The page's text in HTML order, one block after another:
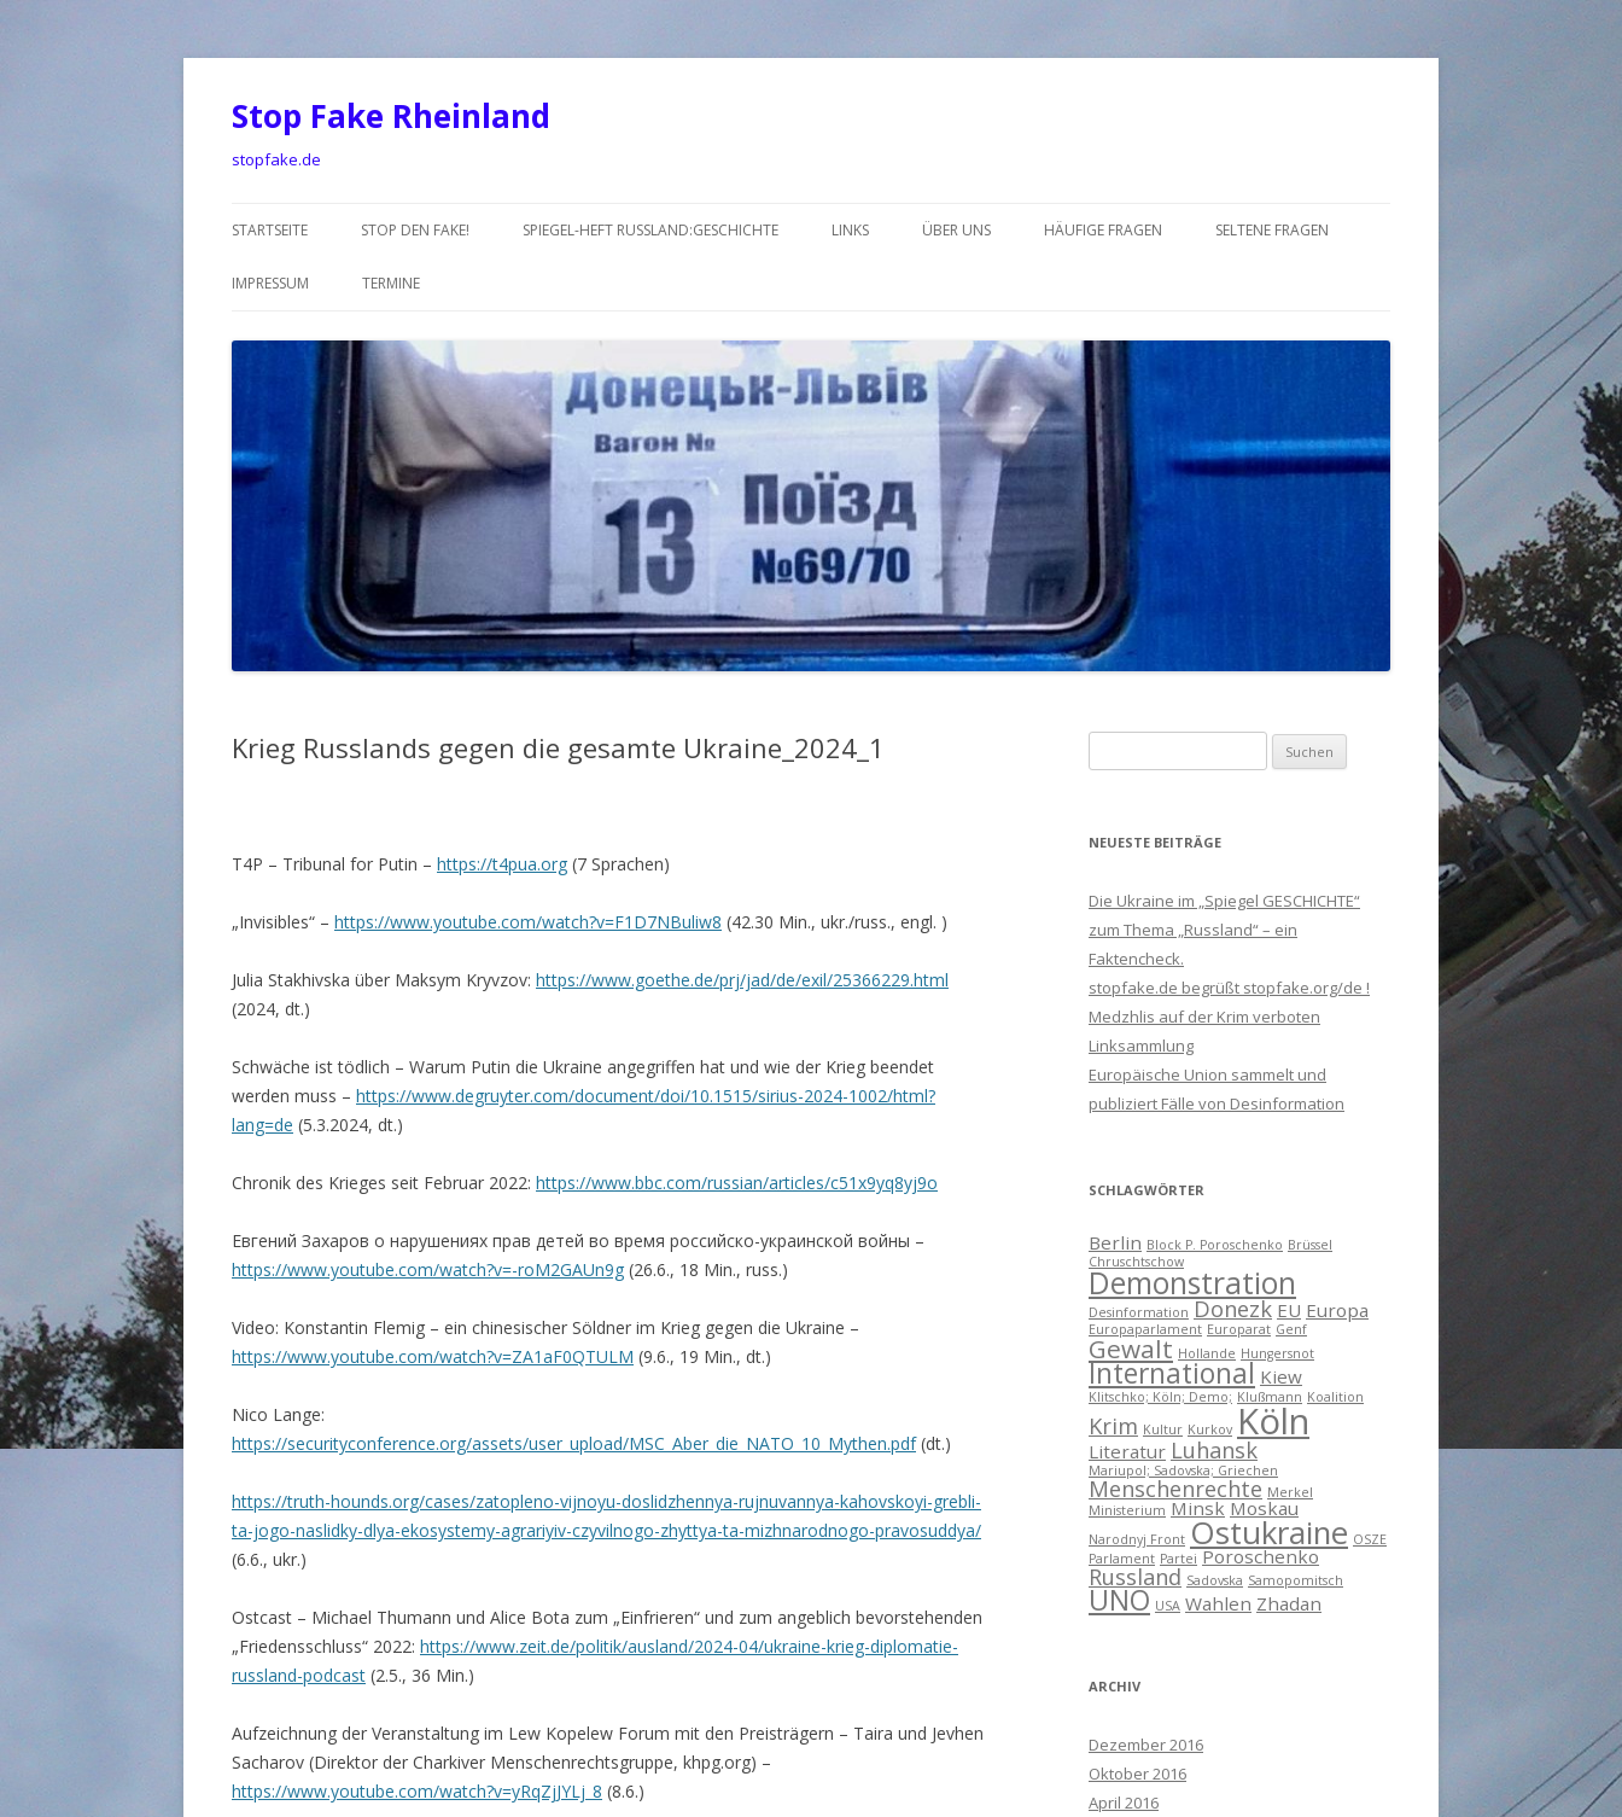
Stop Fake Rheinland
stopfake.de
zum
STARTSEITE STOP DEN FAKE! SPIEGEL-HEFT RUSSLAND:GESCHICHTE LINKS
LINKS_2018-1NEU
LINKS_2017-1
LINKS_2016-2
LINKS_2016-1
LINKS_2015-2
LINKS_2015-1
ÜBER UNS HÄUFIGE FRAGEN SELTENE FRAGEN
IMPRESSUM TERMINE
Krieg Russlands gegen die gesamte Ukraine_2024_1
T4P – Tribunal for Putin – https://t4pua.org (7 Sprachen)
„Invisibles“ – https://www.youtube.com/watch?v=F1D7NBuliw8 (42.30 Min., ukr./russ., engl. )
Julia Stakhivska über Maksym Kryvzov: https://www.goethe.de/prj/jad/de/exil/25366229.html
(2024, dt.)
Schwäche ist tödlich – Warum Putin die Ukraine angegriffen hat und wie der Krieg beendet
werden muss – https://www.degruyter.com/document/doi/10.1515/sirius-2024-1002/html?
lang=de (5.3.2024, dt.)
Chronik des Krieges seit Februar 2022: https://www.bbc.com/russian/articles/c51x9yq8yj9o
Евгений Захаров о нарушениях прав детей во время российско-украинской войны –
https://www.youtube.com/watch?v=-roM2GAUn9g (26.6., 18 Min., russ.)
Video: Konstantin Flemig – ein chinesischer Söldner im Krieg gegen die Ukraine –
https://www.youtube.com/watch?v=ZA1aF0QTULM (9.6., 19 Min., dt.)
Nico Lange:
https://securityconference.org/assets/user_upload/MSC_Aber_die_NATO_10_Mythen.pdf(dt.)
https://truth-hounds.org/cases/zatopleno-vijnoyu-doslidzhennya-rujnuvannya-kahovskoyi-grebli-
ta-jogo-naslidky-dlya-ekosystemy-agrariyiv-czyvilnogo-zhyttya-ta-mizhnarodnogo-pravosuddya/
(6.6., ukr.)
Ostcast – Michael Thumann und Alice Bota zum „Einfrieren“ und zum angeblich bevorstehenden
„Friedensschluss“ 2022: https://www.zeit.de/politik/ausland/2024-04/ukraine-krieg-diplomatie-
russland-podcast (2.5., 36 Min.)
Aufzeichnung der Veranstaltung im Lew Kopelew Forum mit den Preisträgern – Taira und Jevhen
Sacharov (Direktor der Charkiver Menschenrechtsgruppe, khpg.org) –
https://www.youtube.com/watch?v=yRqZjJYLj_8 (8.6.)
nach:
NEUESTE BEITRÄGE
Die Ukraine im „Spiegel GESCHICHTE“
zum Thema „Russland“ – ein
Faktencheck.
stopfake.de begrüßt stopfake.org/de !
Medzhlis auf der Krim verboten
Linksammlung
Europäische Union sammelt und
publiziert Fälle von Desinformation
SCHLAGWÖRTER
Berlin Block P. Poroschenko Brüssel
Chruschtschow
Demonstration
Desinformation Donezk EU Europa
Europaparlament Europarat Genf
Gewalt Hollande Hungersnot
International Kiew
Klitschko; Köln; Demo; Klußmann Koalition
Krim Kultur Kurkov Köln
Literatur Luhansk
Mariupol; Sadovska; Griechen
Menschenrechte Merkel
Ministerium Minsk Moskau
Narodnyj Front Ostukraine OSZE
Parlament Partei Poroschenko
Russland Sadovska Samopomitsch
UNO USA Wahlen Zhadan
ARCHIV
Dezember 2016
Oktober 2016
April 2016